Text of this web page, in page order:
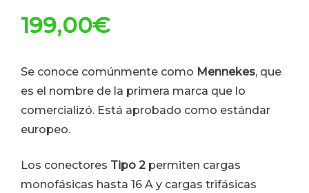
199,00€
Se conoce comúnmente como Mennekes, que
es el nombre de la primera marca que lo
comercializó. Está aprobado como estándar
europeo.
Los conectores Tipo 2 permiten cargas
monofásicas hasta 16 A y cargas trifásicas